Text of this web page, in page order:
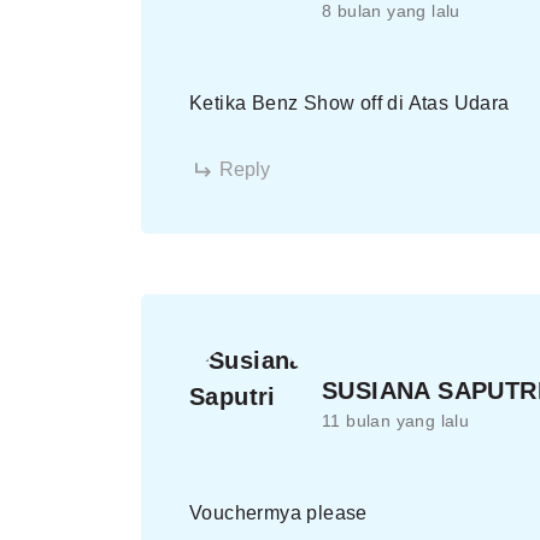
8 bulan yang lalu
Ketika Benz Show off di Atas Udara
Reply
SUSIANA
11 bulan yang lalu
Vouchermya please